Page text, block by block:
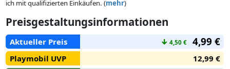
ich mit qualifizierten Einkäufen. (mehr)
Preisgestaltungsinformationen
Aktueller Preis ↓ 4,50 € 4,99 €
Playmobil UVP
12,99 €